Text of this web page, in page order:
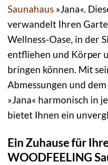
Saunahaus »Jana«.
verwandelt Ihren
Wellness-Oase, in der
entfliehen und Körper
bringen können. Mit
Abmessungen und
»Jana« harmonisch in
bietet Ihnen ein
Ein Zuhause für
WOODFEELING